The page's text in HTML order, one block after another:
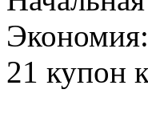
Экономия:
21 купон